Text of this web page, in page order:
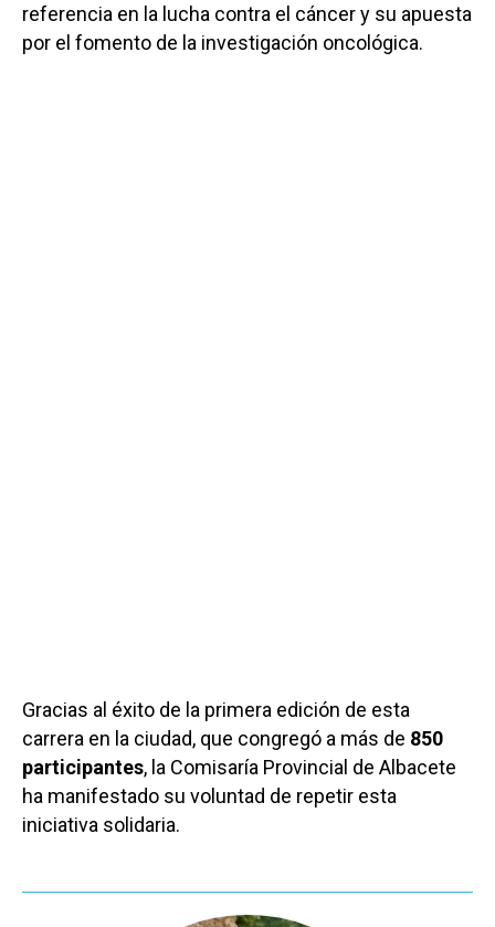
referencia en la lucha contra el cáncer y su apuesta
por el fomento de la investigación oncológica.
Gracias al éxito de la primera edición de esta
carrera en la ciudad, que congregó a más de 850
participantes, la Comisaría Provincial de Albacete
ha manifestado su voluntad de repetir esta
iniciativa solidaria.